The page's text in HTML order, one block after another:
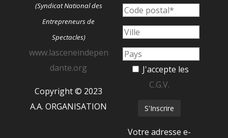
(Syndicat National des
Entrepreneurs de
Spectacles)
www.lasceneindepen
dante.org
Copyright © 2023
A.A. ORGANISATION
J'accepte les
C.G.V.
Votre adresse e-